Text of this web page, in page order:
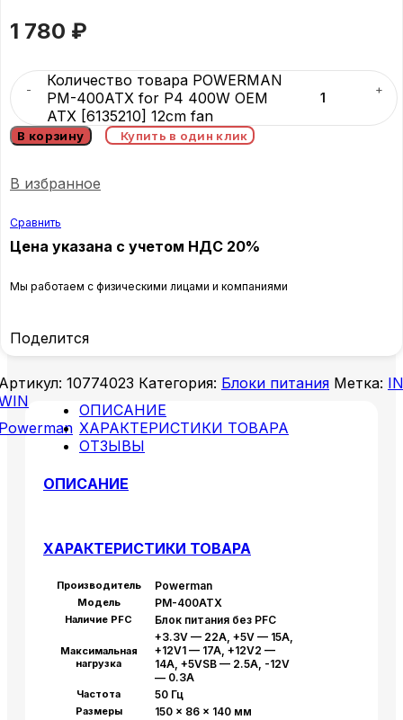
1 780 ₽
Количество товара POWERMAN
PM-400ATX for P4 400W OEM
ATX [6135210] 12cm fan
В корзину Купить в один клик
В избранное
Сравнить
Цена указана с учетом НДС 20%
Мы работаем с физическими лицами и компаниями
Поделится
10774023 Категория: Блоки питания Метка: IN
ОПИСАНИЕ
ХАРАКТЕРИСТИКИ ТОВАРА
ОТЗЫВЫ
ОПИСАНИЕ
ХАРАКТЕРИСТИКИ ТОВАРА
Производитель Powerman
Модель PM-400ATX
Наличие PFC Блок питания без PFC
Максимальная
нагрузка
+3.3V — 22A, +5V — 15A,
+12V1 — 17A, +12V2 —
14A, +5VSB — 2.5A, -12V
— 0.3A
Частота 50 Гц
Размеры 150 x 86 x 140 мм